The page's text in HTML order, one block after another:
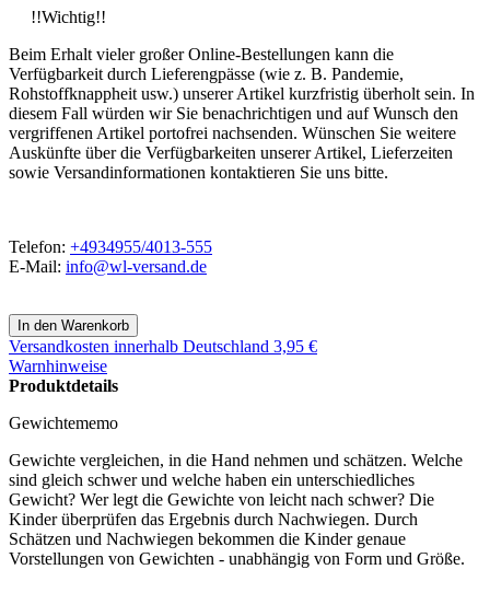
!!Wichtig!!
Beim Erhalt vieler großer Online-Bestellungen kann die
Verfügbarkeit durch Lieferengpässe (wie z. B. Pandemie,
Rohstoffknappheit usw.) unserer Artikel kurzfristig überholt sein. In
diesem Fall würden wir Sie benachrichtigen und auf Wunsch den
vergriffenen Artikel portofrei nachsenden. Wünschen Sie weitere
Auskünfte über die Verfügbarkeiten unserer Artikel, Lieferzeiten
sowie Versandinformationen kontaktieren Sie uns bitte.
Telefon: +4934955/4013-555
E-Mail: info@wl-versand.de
Versandkosten innerhalb Deutschland 3,95 €
Warnhinweise
Produktdetails
Gewichtememo
Gewichte vergleichen, in die Hand nehmen und schätzen. Welche
sind gleich schwer und welche haben ein unterschiedliches
Gewicht? Wer legt die Gewichte von leicht nach schwer? Die
Kinder überprüfen das Ergebnis durch Nachwiegen. Durch
Schätzen und Nachwiegen bekommen die Kinder genaue
Vorstellungen von Gewichten - unabhängig von Form und Größe.